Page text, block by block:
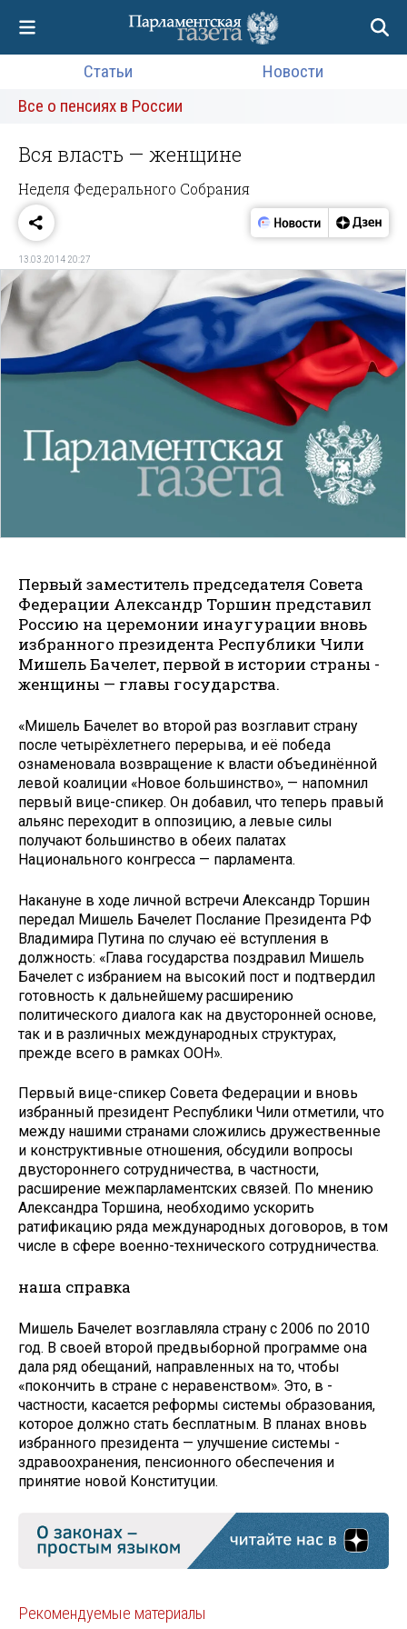
Статьи
Новости
Все о пенсиях в России
Вся власть — женщине
Неделя Федерального Собрания
13.03.2014 20:27
Первый заместитель председателя Совета
Федерации Александр Торшин представил
Россию на церемонии инаугурации вновь
избранного президента Рес­публики Чили
Мишель Бачелет, первой в истории страны ­
женщины — главы государства.
«Мишель Бачелет во второй раз возглавит страну
после четырёхлетнего перерыва, и её победа
ознаменовала возвращение к власти объединённой
левой коалиции «Новое большинство», — напомнил
первый вице-спикер. Он добавил, что теперь правый
альянс переходит в оппозицию, а левые силы
получают большинство в обеих палатах
Национального конгресса — парламента.
Накануне в ходе личной встречи Александр Торшин
передал Мишель Бачелет Послание Президента РФ
Владимира Путина по случаю её вступления в
должность: «Глава государства поздравил Мишель
Бачелет с избранием на высокий пост и подтвердил
готовность к дальнейшему расширению
политического диалога как на двусторонней основе,
так и в различных международных структурах,
прежде всего в рамках ООН».
Первый вице-спикер Совета Федерации и вновь
избранный президент Республики Чили отметили, что
между нашими странами сложились дружественные
и конструктивные отношения, обсудили вопросы
двустороннего сотрудничества, в частности,
расширение межпарламентских связей. По мнению
Александра Торшина, необходимо ускорить
ратификацию ряда международных договоров, в том
числе в сфере военно-технического сотрудничества.
наша справка
Мишель Бачелет возглавляла страну с 2006 по 2010
год. В своей второй предвыборной программе она
дала ряд обещаний, направленных на то, чтобы
«покончить в стране с неравенством». Это, в ­
частности, касается реформы системы образования,
которое должно стать бесплатным. В планах вновь
избранного президента — улучшение системы ­
здравоохранения, ­пенсионного обеспечения и
принятие новой Конституции.
Рекомендуемые материалы